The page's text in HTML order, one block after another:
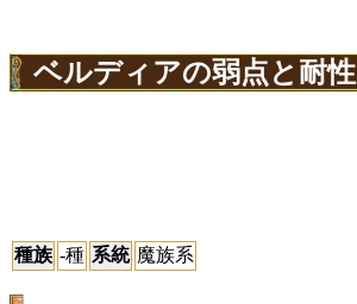
ベルディアの弱点と耐性
種族 -種 系統 魔族系